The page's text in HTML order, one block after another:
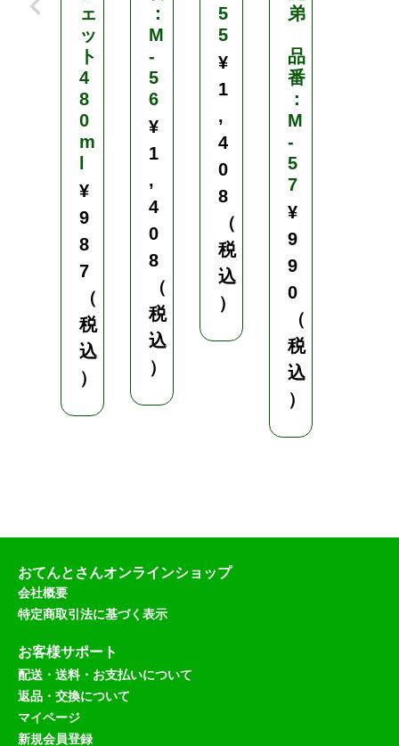
ェ
ッ
ト
4
8
0
m
¥
9
8
7
（
税
込
）
：
M
-
5
6
¥
1
,
4
0
8
（
税
込
）
5
5
¥
1
,
4
0
8
（
税
込
）
弟
品
番
：
M
-
5
7
¥
9
9
0
（
税
込
）
おてんとさんオンラインショップ
会社概要
特定商取引法に基づく表示
お客様サポート
配送・送料・お支払いについて
返品・交換について
マイページ
新規会員登録